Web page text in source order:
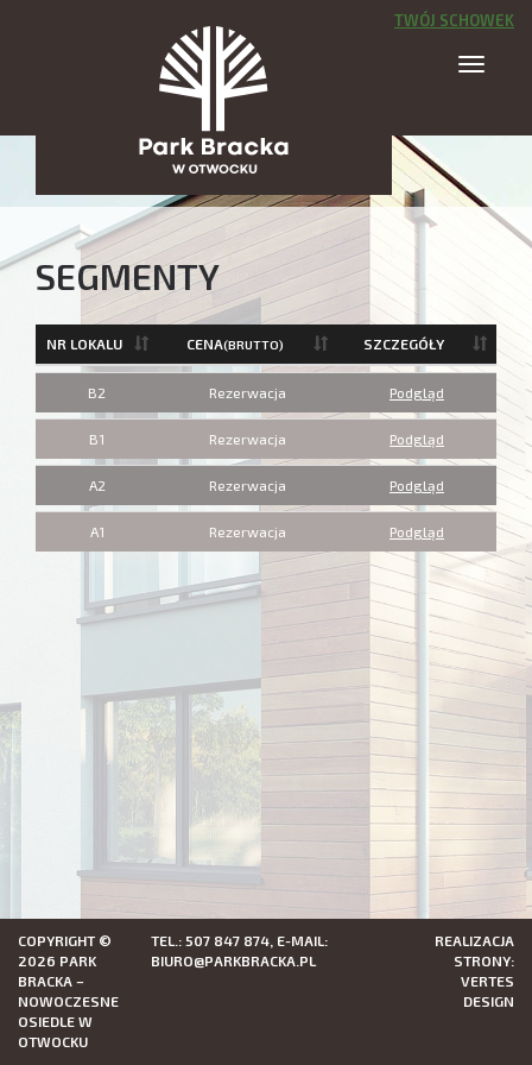
TWÓJ SCHOWEK
SEGMENTY
NR LOKALU CENA(BRUTTO) SZCZEGÓŁY
B2 Rezerwacja Podgląd
B1 Rezerwacja Podgląd
A2 Rezerwacja Podgląd
A1 Rezerwacja Podgląd
COPYRIGHT ©
2026 PARK
BRACKA –
NOWOCZESNE
OSIEDLE W
OTWOCKU
TEL.: 507 847 874, E-MAIL:
BIURO@PARKBRACKA.PL
REALIZACJA
STRONY:
VERTES
DESIGN